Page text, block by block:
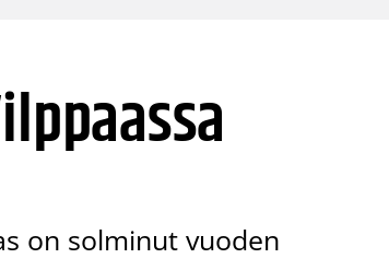
on solminut vuoden